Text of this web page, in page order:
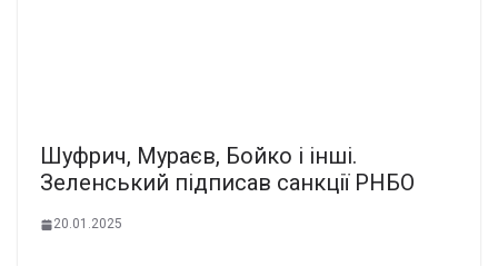
Шуфрич, Мураєв, Бойко і інші.
Зеленський підписав санкції РНБО
20.01.2025